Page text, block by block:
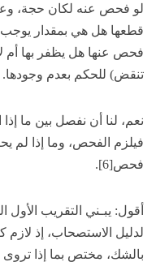
لو فحص عنه لكان حجة،
قطعها هل هي بمقدار
فحص عنها هل يظفر بها أم
تنقض) للحكم بعدم وجودها.
نعم، لنا أن نفصل بين ما
فيلزم الفحص، وما إذا لم
فحص[6].
أقول: يبـني التقريب
لدليل الاستصحاب، إذ لازم
بالشك، مختص بما إذا تروى